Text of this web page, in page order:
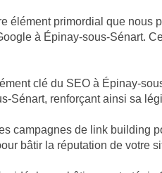
élément primordial que
à Épinay-sous-Sénart.
clé du SEO à Épinay-
Sénart, renforçant ainsi sa
campagnes de link building
bâtir la réputation de votre